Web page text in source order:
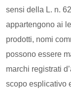
sensi della L. n.
appartengono ai
prodotti, nomi
possono essere
marchi registrati
scopo esplicativo